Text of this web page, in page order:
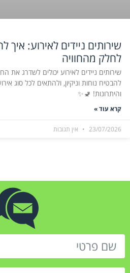
שירותים ניידים לאירוע: איך
לחלק מהחוויה
שירותים ניידים לאירוע יכולים לשדרג את
להבטיח נוחות וניקיון, ולהתאים לכל סוג
והיתרונות! 🚽✨
קרא עוד »
23/07/2026 אין תגובות